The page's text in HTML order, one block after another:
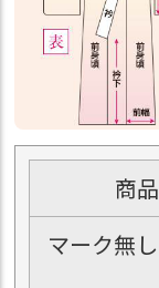
商
マーク無し